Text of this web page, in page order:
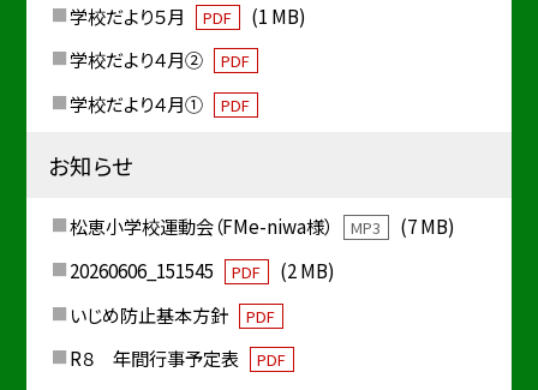
学校だより５月
PDF
(1 MB)
学校だより４月②
PDF
学校だより４月① PDF
お知らせ
松恵小学校運動会（FMe-niwa様） MP3
(7 MB)
20260606_151545
PDF
(2 MB)
いじめ防止基本方針
PDF
R８ 年間行事予定表 PDF